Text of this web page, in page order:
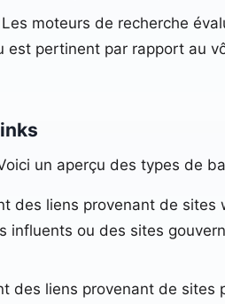
moteurs de recherche
pertinent par rapport au
un aperçu des types de
des liens provenant de
influents ou des sites
des liens provenant de